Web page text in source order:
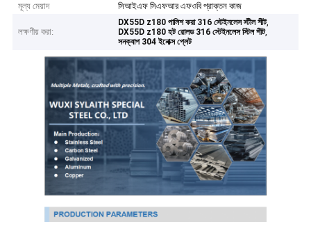
মূল্য মেয়াদ
সিআইএফ সিএফআর এফওবি প্রাক্তন কাজ
লক্ষণীয় করা:
DX55D z180 পালিশ করা 316 স্টেইনলেস স্টীল শীট,
DX55D z180 হট রোলড 316 স্টেইনলেস স্টিল শীট,
সনক্যাপ 304 ইনোক্স প্লেট